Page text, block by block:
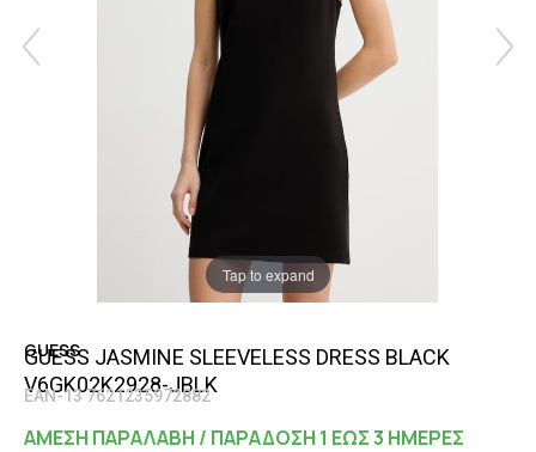
Tap to expand
GUESS
GUESS JASMINE SLEEVELESS DRESS BLACK
V6GK02K2928-JBLK
EAN-13 7621235972882
ΑΜΕΣΗ ΠΑΡΑΛΑΒΗ / ΠΑΡΑΔΟΣΗ 1 ΕΩΣ 3 ΗΜΕΡΕΣ